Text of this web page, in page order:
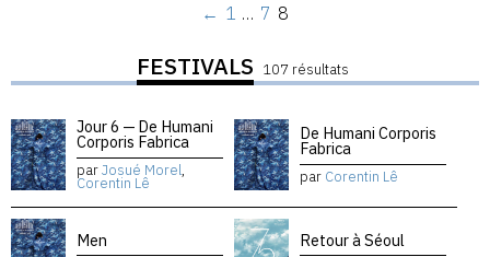
← 1 … 7 8
FESTIVALS 107 résultats
Jour 6 — De Humani
Corporis Fabrica
parJosué Morel,
Corentin Lê
De Humani Corporis
Fabrica
par Corentin Lê
Men Retour à Séoul